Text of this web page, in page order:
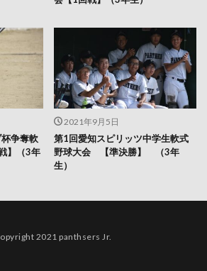
争奪軟
】（3年
2021年9月5日
第1回愛知スピリッツ中学生軟式
野球大会 【準決勝】 （3年
生）
2021 panthsers Jr.